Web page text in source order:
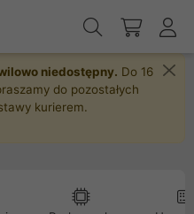
niedostępny. Do 16
do pozostałych
kurierem.